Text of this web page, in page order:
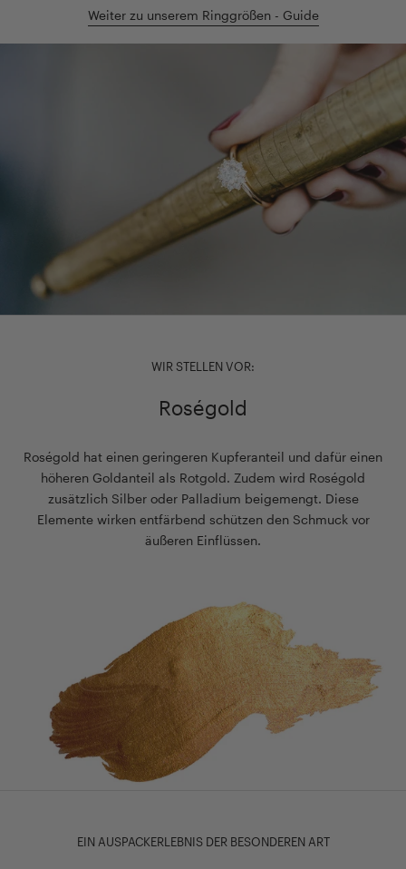
Weiter zu unserem Ringgrößen - Guide
WIR STELLEN VOR:
Roségold
Roségold hat einen geringeren Kupferanteil und dafür einen
höheren Goldanteil als Rotgold. Zudem wird Roségold
zusätzlich Silber oder Palladium beigemengt. Diese
Elemente wirken entfärbend schützen den Schmuck vor
äußeren Einflüssen.
EIN AUSPACKERLEBNIS DER BESONDEREN ART